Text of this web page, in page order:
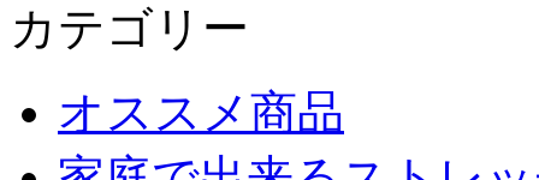
カテゴリー
オススメ商品